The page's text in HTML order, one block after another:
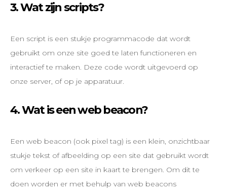
3. Wat zijn scripts?
Een script is een stukje programmacode dat wordt
gebruikt om onze site goed te laten functioneren en
interactief te maken. Deze code wordt uitgevoerd op
onze server, of op je apparatuur.
4. Wat is een web beacon?
Een web beacon (ook pixel tag) is een klein, onzichtbaar
stukje tekst of afbeelding op een site dat gebruikt wordt
om verkeer op een site in kaart te brengen. Om dit te
doen worden er met behulp van web beacons